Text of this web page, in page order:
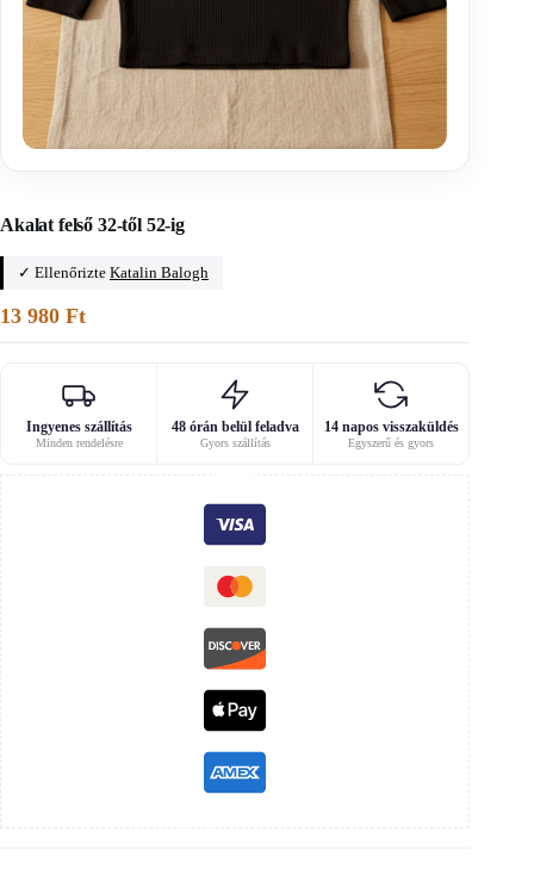
Akalat felső 32-től 52-ig
✓ Ellenőrizte Katalin Balogh
13 980 Ft
Ingyenes szállítás
Minden rendelésre
48 órán belül feladva
Gyors szállítás
14 napos visszaküldés
Egyszerű és gyors